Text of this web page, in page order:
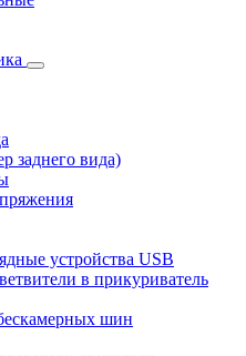
заднего вида)
устройства USB
в прикуриватель
шин